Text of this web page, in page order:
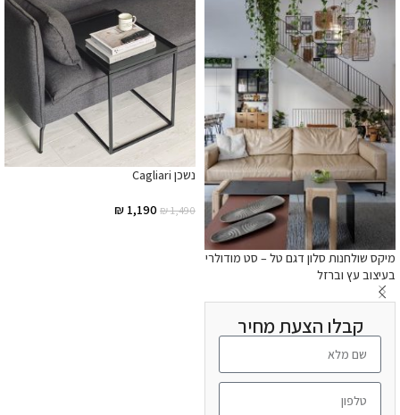
מיקס שולחנות סלון דגם טל – סט מודולרי
בעיצוב עץ וברזל
קבלו הצעת מחיר
נשכן Cagliari
₪1,490
₪ 1,190